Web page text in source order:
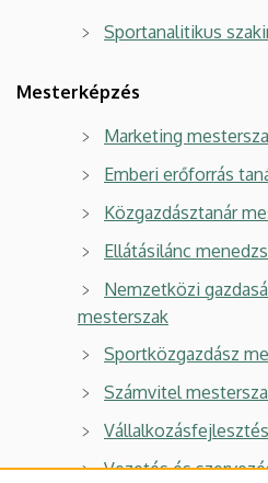
Sportanalitikus
Mesterképzés
Marketing
Emberi erőforrás
Közgazdásztanár
Ellátásilánc
Nemzetközi
mesterszak
Sportközgazdász
Számvitel
Vezetés és